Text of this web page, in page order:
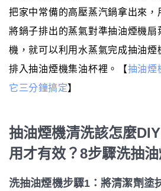
把家中常備的高壓蒸汽鍋拿出來，
將鍋子排出的蒸氣對準抽油煙機扇
機，就可以利用水蒸氣完成抽油煙
排入抽油煙機集油杯裡。【抽油煙
它三分鐘搞定】
抽油煙機清洗該怎麼
用才有效？8步驟洗抽
洗抽油煙機步驟1：將清潔劑塗